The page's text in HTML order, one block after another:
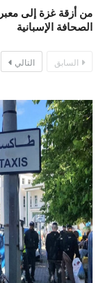
من أزقة غزة إلى
الصحافة الإسبانية
السابق التالي